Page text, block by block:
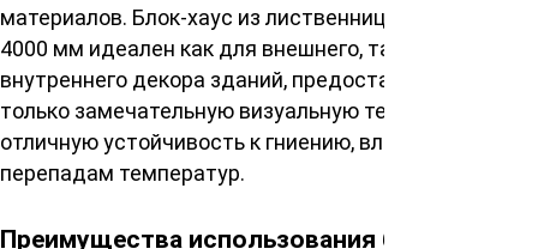
материалов. Блок-хаус из лиственницы 35 на 140 на
4000 мм идеален как для внешнего, так и для
внутреннего декора зданий, предоставляя не
только замечательную визуальную текстуру, но и
отличную устойчивость к гниению, влажности и
перепадам температур.
Преимущества использования блок-хауса